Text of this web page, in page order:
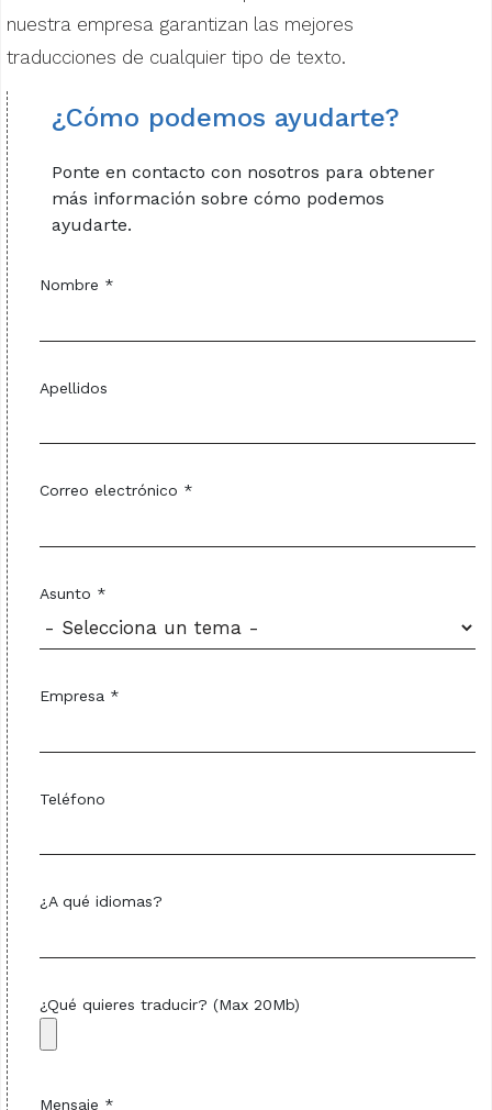
nuestra empresa garantizan las mejores
traducciones de cualquier tipo de texto.
¿Cómo podemos ayudarte?
Ponte en contacto con nosotros para obtener
más información sobre cómo podemos
ayudarte.
Nombre *
Apellidos
Correo electrónico *
Asunto *
Empresa *
Teléfono
¿A qué idiomas?
¿Qué quieres traducir? (Max 20Mb)
Mensaje *